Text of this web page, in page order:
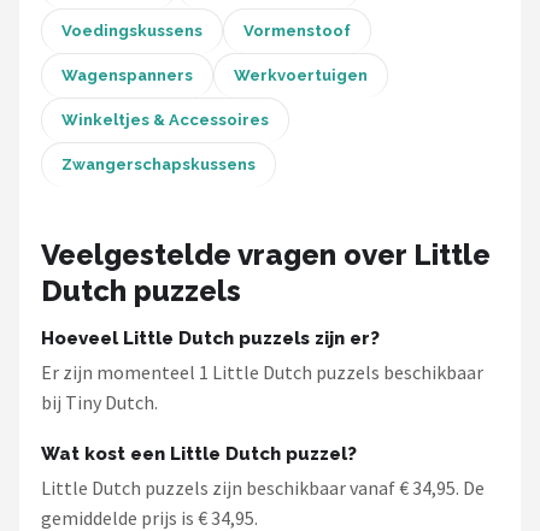
Voedingskussens Vormenstoof
Wagenspanners Werkvoertuigen
Winkeltjes & Accessoires
Zwangerschapskussens
Veelgestelde vragen over Little
Dutch puzzels
Hoeveel Little Dutch puzzels zijn er?
Er zijn momenteel 1 Little Dutch puzzels beschikbaar
bij Tiny Dutch.
Wat kost een Little Dutch puzzel?
Little Dutch puzzels zijn beschikbaar vanaf € 34,95. De
gemiddelde prijs is € 34,95.